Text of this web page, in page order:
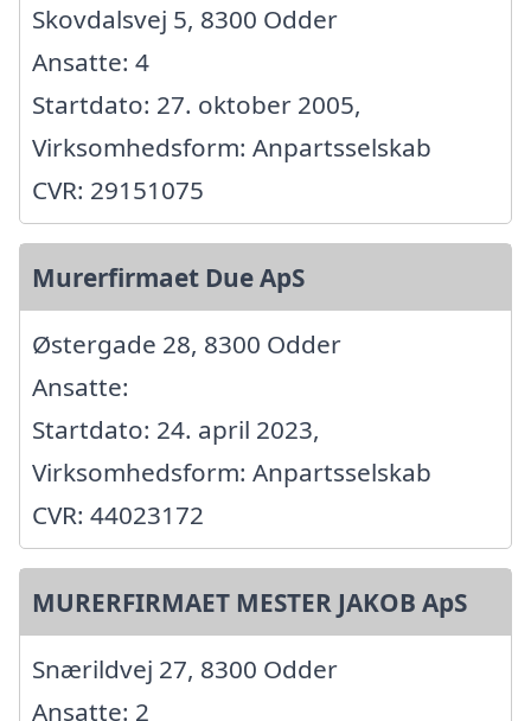
Skovdalsvej 5, 8300 Odder
Ansatte: 4
Startdato: 27. oktober 2005,
Virksomhedsform: Anpartsselskab
CVR: 29151075
Murerfirmaet Due ApS
Østergade 28, 8300 Odder
Ansatte:
Startdato: 24. april 2023,
Virksomhedsform: Anpartsselskab
CVR: 44023172
MURERFIRMAET MESTER JAKOB ApS
Snærildvej 27, 8300 Odder
Ansatte: 2